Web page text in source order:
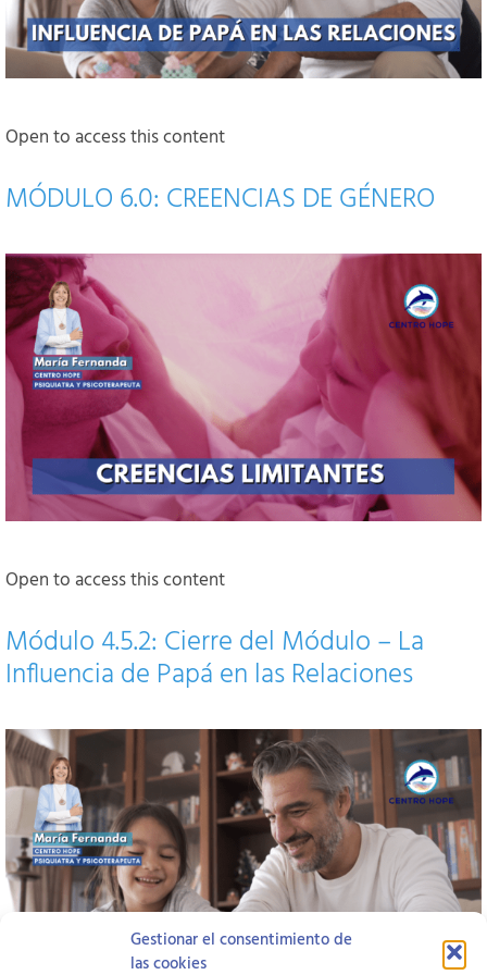
Gestionar el consentimiento de
las cookies
Open to access this content
MÓDULO 6.0: CREENCIAS DE GÉNERO
Open to access this content
Módulo 4.5.2: Cierre del Módulo – La
Influencia de Papá en las Relaciones